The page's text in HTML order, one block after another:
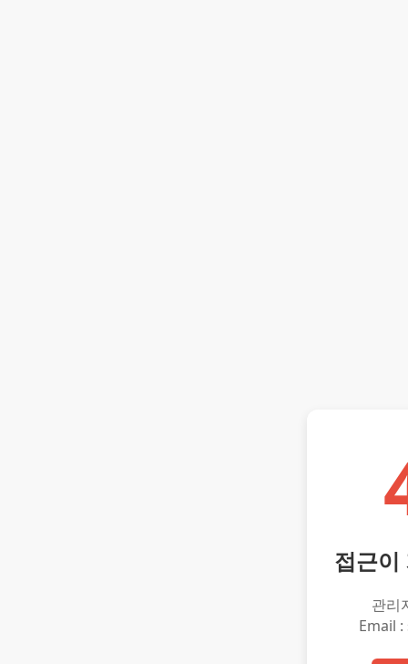
접근이
관리
Email